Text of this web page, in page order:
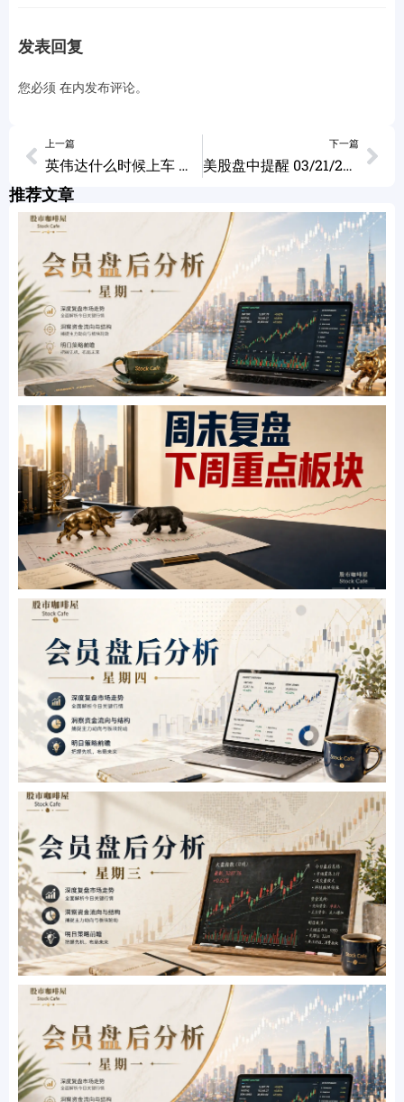
发表回复
您必须 在内发布评论。
上一篇
英伟达什么时候上车 个股分析 3M BA NVDA TSLA 03/20/2024
下一篇
美股盘中提醒 03/21/2024
推荐文章